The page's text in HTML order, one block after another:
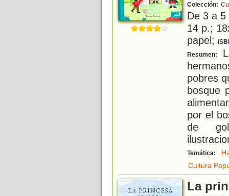
Colección:
De 3 a
14 p.;
papel;
Resumen:
pobres
bosque
por el
de
Temática:
Cultura
La